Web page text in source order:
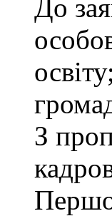
До
З